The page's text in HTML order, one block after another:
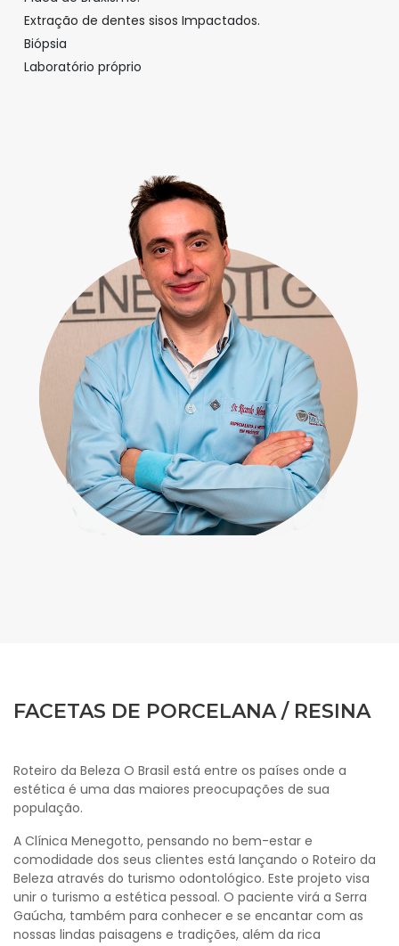
Extração de dentes sisos Impactados.
Biópsia
Laboratório próprio
FACETAS DE PORCELANA / RESINA
Roteiro da Beleza O Brasil está entre os países onde a
estética é uma das maiores preocupações de sua
população.
A Clínica Menegotto, pensando no bem-estar e
comodidade dos seus clientes está lançando o Roteiro da
Beleza através do turismo odontológico. Este projeto visa
unir o turismo a estética pessoal. O paciente virá a Serra
Gaúcha, também para conhecer e se encantar com as
nossas lindas paisagens e tradições, além da rica